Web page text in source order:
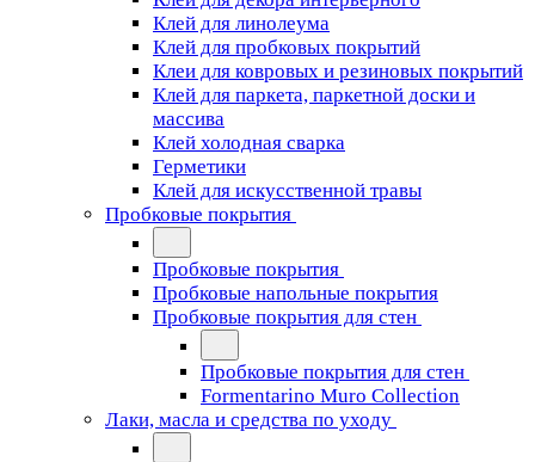
Клей для линолеума
Клей для пробковых покрытий
Клеи для ковровых и резиновых покрытий
Клей для паркета, паркетной доски и
массива
Клей холодная сварка
Герметики
Клей для искусственной травы
Пробковые покрытия
Пробковые покрытия
Пробковые напольные покрытия
Пробковые покрытия для стен
Пробковые покрытия для стен
Formentarino Muro Collection
Лаки, масла и средства по уходу